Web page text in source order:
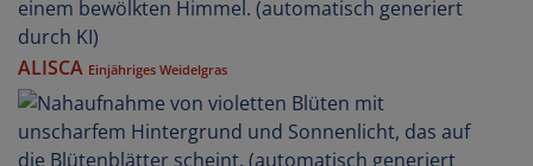
ALISCA Einjähriges Weidelgras